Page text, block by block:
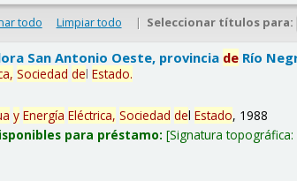
todo Limpiar todo | Seleccionar títulos para:
San Antonio Oeste, provincia de Río
Sociedad delEstado.
y Energía Eléctrica, Sociedad delEstado, 1988
para préstamo: Signatura topográfica: